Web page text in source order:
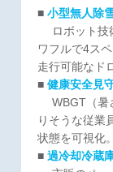
■ 小型無人除
ロボット技
ワフルで4ス
走行可能なド
■ 健康安全見
WBGT（暑
りそうな従業
状態を可視化。
■ 過冷却冷蔵